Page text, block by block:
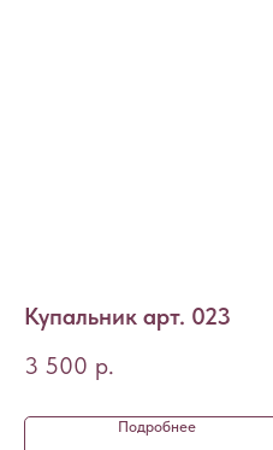
Купальник арт. 023
3 500 р.
Подробнее